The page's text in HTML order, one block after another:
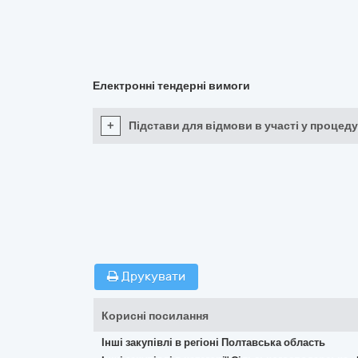
Електронні тендерні вимоги
+ Підстави для відмови в участі у
Друкувати
Корисні посилання
Інші закупівлі в регіоні Полтавська область